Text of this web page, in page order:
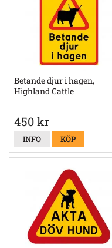
Betande djur i hagen,
Highland Cattle
450 kr
INFO KÖP